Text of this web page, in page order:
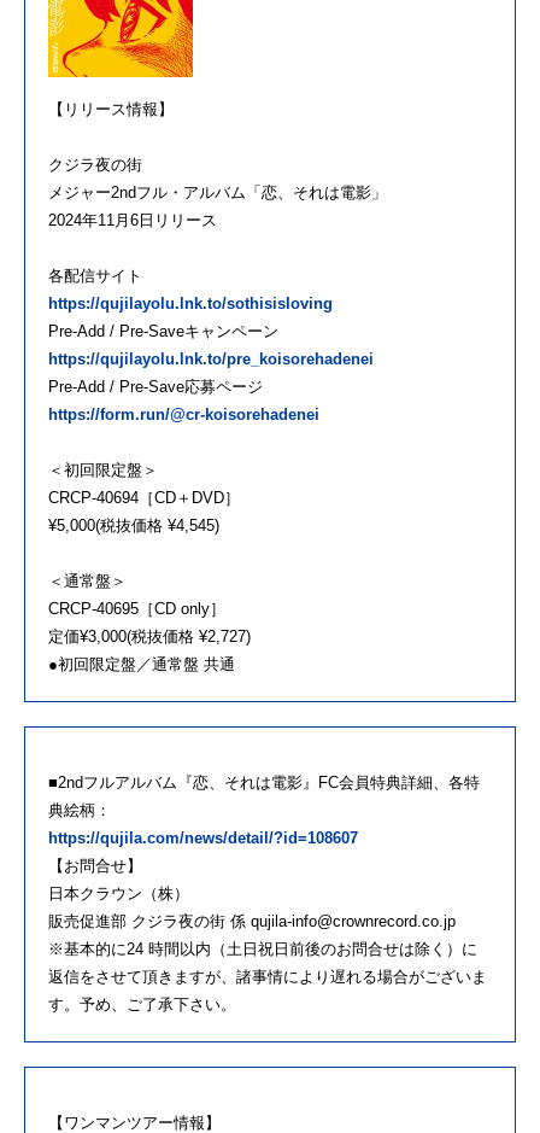
【リリース情報】
クジラ夜の街
メジャー2ndフル・アルバム「恋、それは電影」
2024年11月6日リリース
各配信サイト
https://qujilayolu.lnk.to/sothisisloving
Pre-Add / Pre-Saveキャンペーン
https://qujilayolu.lnk.to/pre_koisorehadenei
Pre-Add / Pre-Save応募ページ
https://form.run/@cr-koisorehadenei
＜初回限定盤＞
CRCP-40694［CD＋DVD］
¥5,000(税抜価格 ¥4,545)
＜通常盤＞
CRCP-40695［CD only］
定価¥3,000(税抜価格 ¥2,727)
●初回限定盤／通常盤 共通
■2ndフルアルバム『恋、それは電影』FC会員特典詳細、各特
典絵柄：
https://qujila.com/news/detail/?id=108607
【お問合せ】
日本クラウン（株）
販売促進部 クジラ夜の街 係 qujila-info@crownrecord.co.jp
※基本的に24 時間以内（土日祝日前後のお問合せは除く）に
返信をさせて頂きますが、諸事情により遅れる場合がございま
す。予め、ご了承下さい。
【ワンマンツアー情報】